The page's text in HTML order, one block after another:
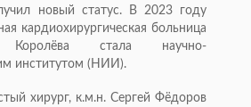
новый статус. В 2023 году
кардиохирургическая больница
стала научно-
институтом (НИИ).
хирург, к.м.н. Сергей Фёдоров